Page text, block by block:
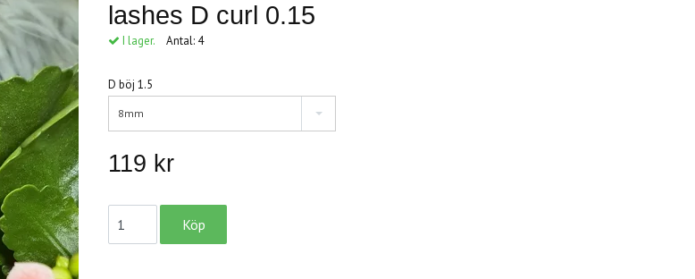
lashes D curl 0.15
I lager. Antal: 4
D böj 1.5
8mm
119 kr